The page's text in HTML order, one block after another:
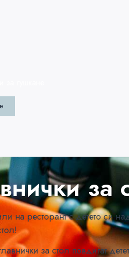
за
на ресторант с детето
за стол повдигат